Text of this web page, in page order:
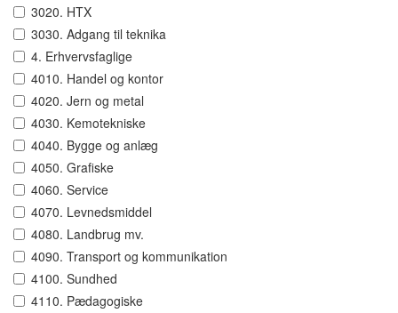
3020. HTX
3030. Adgang til teknika
4. Erhvervsfaglige
4010. Handel og kontor
4020. Jern og metal
4030. Kemotekniske
4040. Bygge og anlæg
4050. Grafiske
4060. Service
4070. Levnedsmiddel
4080. Landbrug mv.
4090. Transport og kommunikation
4100. Sundhed
4110. Pædagogiske